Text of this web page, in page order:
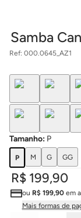
Samba
Ref: 000.0645_AZ1
Tamanho: P
P M G GG
R$ 199,90
ou R$ 199,90em
Mais formas de